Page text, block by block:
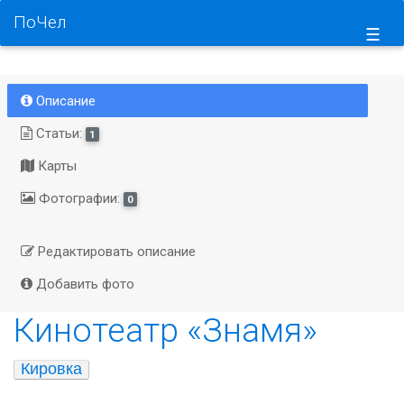
☰
ПоЧел
Описание
Статьи:
1
Карты
Фотографии:
0
Редактировать описание
Добавить фото
Кинотеатр «Знамя»
Кировка